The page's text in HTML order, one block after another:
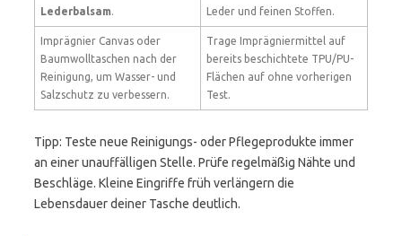
Lederbalsam.
Leder und feinen Stoffen.
Imprägnier Canvas oder
Baumwolltaschen nach der
Reinigung, um Wasser- und
Salzschutz zu verbessern.
Trage Imprägniermittel auf
bereits beschichtete TPU/PU-
Flächen auf ohne vorherigen
Test.
Tipp: Teste neue Reinigungs- oder Pflegeprodukte immer
an einer unauffälligen Stelle. Prüfe regelmäßig Nähte und
Beschläge. Kleine Eingriffe früh verlängern die
Lebensdauer deiner Tasche deutlich.